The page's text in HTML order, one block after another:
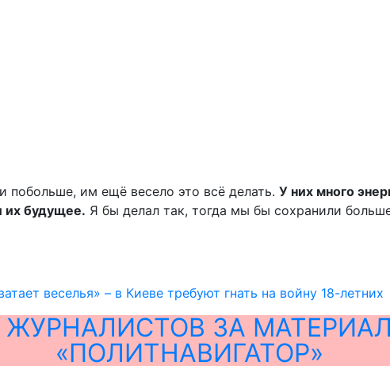
побольше, им ещё весело это всё делать. У них много
их будущее. Я бы делал так, тогда мы бы сохранили
веселья» – в Киеве требуют гнать на войну 18-летних
ЖУРНАЛИСТОВ ЗА
«ПОЛИТНАВИГАТОР»